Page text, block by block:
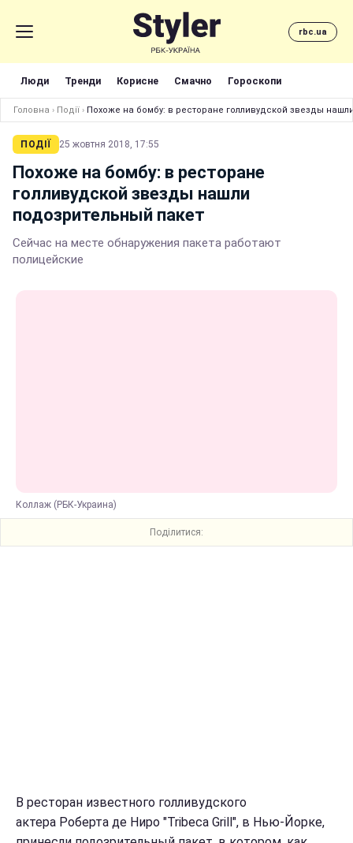
rbc.ua
Люди Тренди Корисне Смачно Гороскопи
Головна › Події › Похоже на бомбу: в ресторане голливудской звезды
ПОДІЇ 25 жовтня 2018, 17:55
Похоже на бомбу: в ресторане
голливудской звезды нашли
подозрительный пакет
Сейчас на месте обнаружения пакета работают
полицейские
Коллаж (РБК-Украина)
Поділитися:
В ресторан известного голливудского
актера Роберта де Ниро "Tribeca Grill", в Нью-Йорке,